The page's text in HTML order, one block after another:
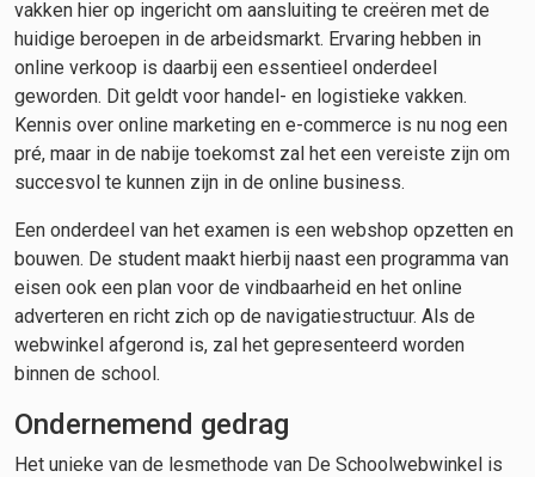
vakken hier op ingericht om aansluiting te creëren met de
huidige beroepen in de arbeidsmarkt. Ervaring hebben in
online verkoop is daarbij een essentieel onderdeel
geworden. Dit geldt voor handel- en logistieke vakken.
Kennis over online marketing en e-commerce is nu nog een
pré, maar in de nabije toekomst zal het een vereiste zijn om
succesvol te kunnen zijn in de online business.
Een onderdeel van het examen is een webshop opzetten en
bouwen. De student maakt hierbij naast een programma van
eisen ook een plan voor de vindbaarheid en het online
adverteren en richt zich op de navigatiestructuur. Als de
webwinkel afgerond is, zal het gepresenteerd worden
binnen de school.
Ondernemend gedrag
Het unieke van de lesmethode van De Schoolwebwinkel is